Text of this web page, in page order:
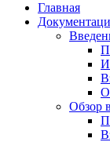
Главная
Обзор